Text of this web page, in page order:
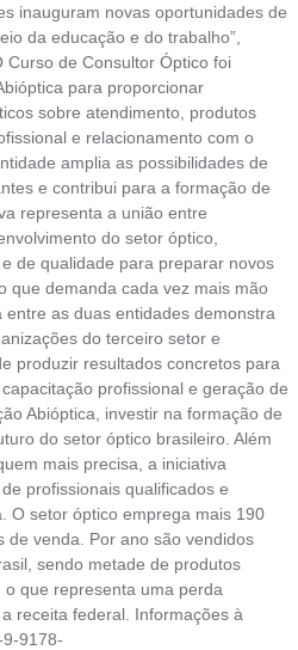
inauguram novas oportunidades de
da educação e do trabalho”,
Curso de Consultor Óptico foi
para proporcionar
sobre atendimento, produtos
e relacionamento com o
amplia as possibilidades de
e contribui para a formação de
representa a união entre
do setor óptico,
de qualidade para preparar novos
que demanda cada vez mais mão
as duas entidades demonstra
do terceiro setor e
produzir resultados concretos para
profissional e geração de
Abióptica, investir na formação de
do setor óptico brasileiro. Além
mais precisa, a iniciativa
profissionais qualificados e
O setor óptico emprega mais 190
de venda. Por ano são vendidos
sendo metade de produtos
que representa uma perda
receita federal. Informações à
9-9178-